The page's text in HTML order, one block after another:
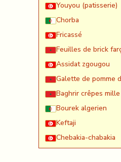
Youyou (patisserie)
Chorba
Fricassé
Feuilles de brick
Assidat zgougou
Galette de pomme
Baghrir crêpes
Bourek algerien
Keftaji
Chebakia-chabakia